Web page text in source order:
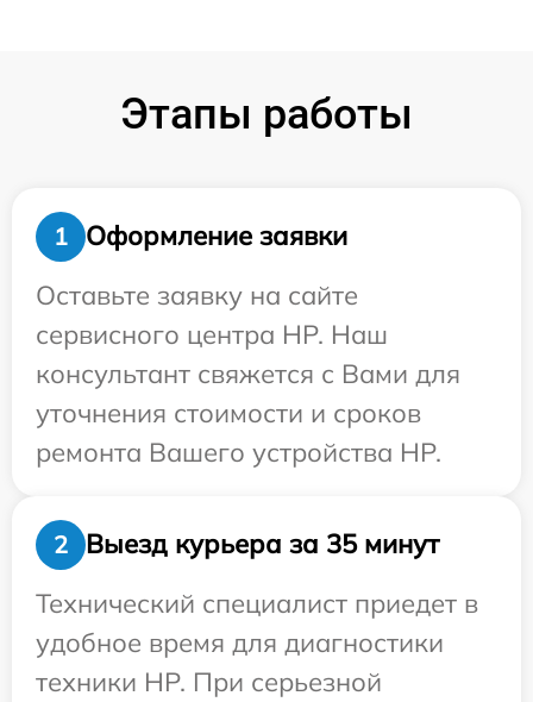
Этапы работы
1
Оформление заявки
Оставьте заявку на сайте
сервисного центра HP. Наш
консультант свяжется с Вами для
уточнения стоимости и сроков
ремонта Вашего устройства HP.
2
Выезд курьера за 35 минут
Технический специалист приедет в
удобное время для диагностики
техники HP. При серьезной